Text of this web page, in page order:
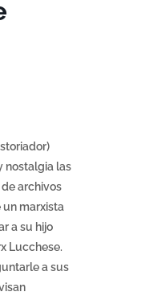
nostalgia las
archivos
un marxista
a su hijo
Lucchese.
a sus